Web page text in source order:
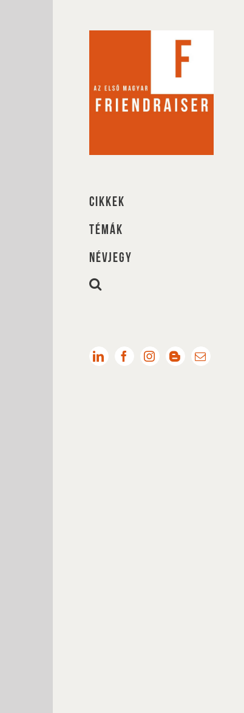
CIKKEK
TÉMÁK
NÉVJEGY
LinkedInFacebookInstagram
BloggerEmail: